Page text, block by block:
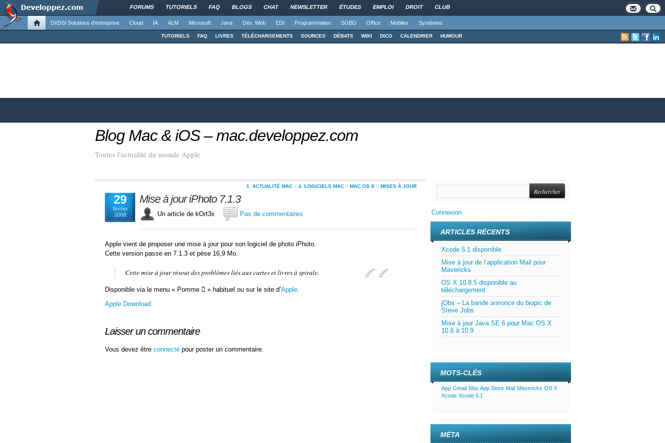
FORUMS TUTORIELS FAQ BLOGS CHAT NEWSLETTER ÉTUDES EMPLOI DROIT CLUB
DI/DSI Solutions d'entreprise Cloud IA ALM Microsoft Java Dév. Web EDI Programmation SGBD Office Mobiles Systèmes
TUTORIELS FAQ LIVRES TÉLÉCHARGEMENTS SOURCES DÉBATS WIKI DICO CALENDRIER HUMOUR
Blog Mac & iOS – mac.developpez.com
Toutes l'actualité du monde Apple
29
février
2008
1. ACTUALITÉ MAC // 4. LOGICIELS MAC // MAC OS X // MISES À JOUR
Mise à jour iPhoto 7.1.3
Un article de kOrt3x Pas de commentaires
Apple vient de proposer une mise à jour pour son logiciel de photo iPhoto.
Cette version passe en 7.1.3 et pèse 16,9 Mo.
Cette mise à jour résout des problèmes liés aux cartes et livres à spirale.
Disponible via le menu « Pomme  » habituel ou sur le site d’Apple.
Apple Download
Laisser un commentaire
Vous devez être connecté pour poster un commentaire.
Connexion
ARTICLES RÉCENTS
Xcode 5.1 disponible
Mise à jour de l’application Mail pour
Mavericks
OS X 10.8.5 disponible au
téléchargement
jObs – La bande annonce du biopic de
Steve Jobs
Mise à jour Java SE 6 pour Mac OS X
10.6 à 10.9
MOTS-CLÉS
App Gmail Mac App Store Mail Mavericks OS X
Xcode Xcode 5.1
MÉTA